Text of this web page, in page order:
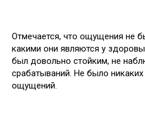
Отмечается, что ощущения не
какими они являются у
был довольно стойким, не
срабатываний. Не было
ощущений.